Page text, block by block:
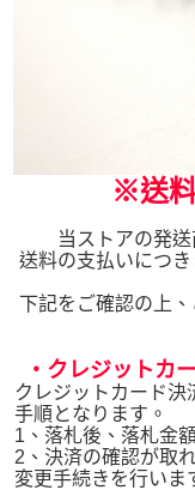
※送
当ストアの発
送料の支払いにつ
下記をご確認の上
・クレジットカ
クレジットカード決
手順となります。
1、落札後、落札金
2、決済の確認が取
変更手続きを行いま